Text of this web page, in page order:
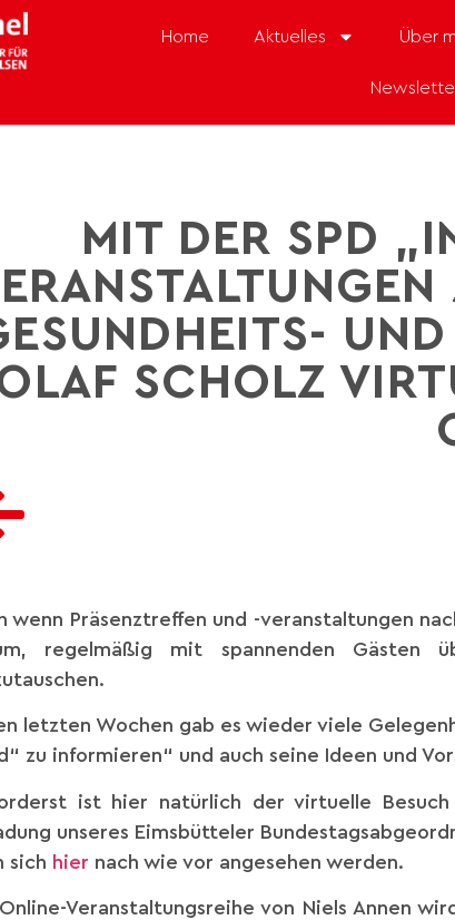
Home Aktuelles Über
MIT DER SPD
SCHOLZ
wenn Präsenztreffen und -veranstaltungen
regelmäßig mit spannenden Gästen
letzten Wochen gab es wieder viele
zu informieren“ und auch seine Ideen und
ist hier natürlich der virtuelle Besuch
unseres Eimsbütteler
sich hier nach wie vor angesehen werden.
Veranstaltungsreihe von Niels Annen